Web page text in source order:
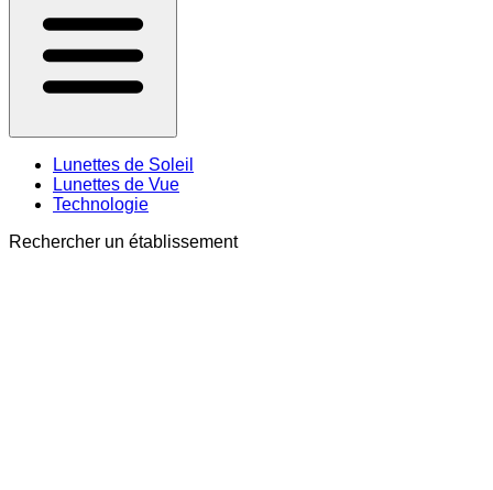
Lunettes de Soleil
Lunettes de Vue
Technologie
Rechercher un établissement